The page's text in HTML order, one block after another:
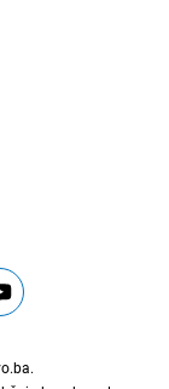
.